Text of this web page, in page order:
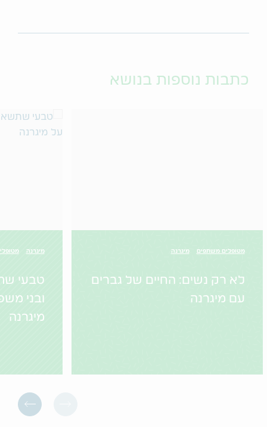
כתבות נוספות בנושא
מטופלים משתפים מיגרנה
לא רק נשים: החיים של גברים
עם מיגרנה
מיגרנה
טבעי
ובני
מיגרנה